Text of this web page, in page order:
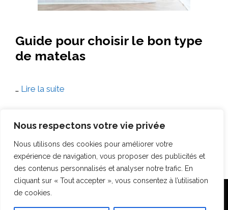
Nous respectons votre vie privée
Nous utilisons des cookies pour améliorer votre
expérience de navigation, vous proposer des publicités et
des contenus personnalisés et analyser notre trafic. En
cliquant sur « Tout accepter », vous consentez à l’utilisation
de cookies.
Guide pour choisir le bon type
de matelas
… Lire la suite
Page
1 Page
2 … Page
4 → suivant